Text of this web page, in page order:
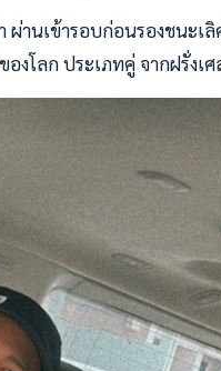
านเข้ารอบก่อนรองชนะเ
งโลก ประเภทคู่ จากฝรั่งเศ